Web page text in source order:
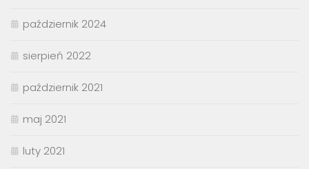
październik 2024
sierpień 2022
październik 2021
maj 2021
luty 2021